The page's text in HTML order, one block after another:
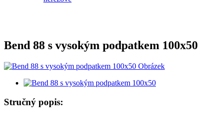
Bend 88 s vysokým podpatkem 100x50
Stručný popis: